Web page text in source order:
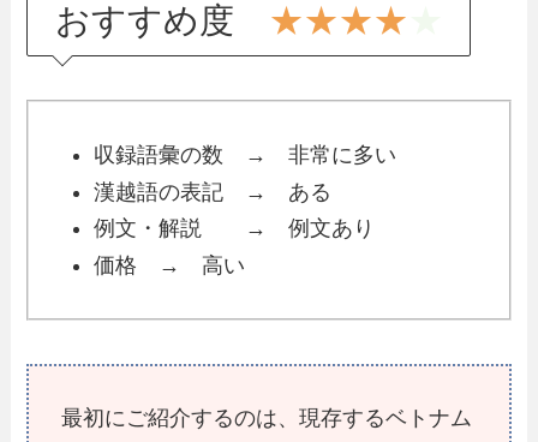
おすすめ度 ★★★★
収録語彙の数 → 非常に多い
漢越語の表記 → ある
例文・解説 → 例文あり
価格 → 高い
最初にご紹介するのは、現存するベトナム